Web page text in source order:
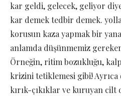
kar geldi, gelecek, geliyor
kar demek tedbir demek.
korusun kaza yapmak bir yana
anlamda düşünmemiz
Örneğin, ritim bozukluğu,
krizini tetiklemesi gibi!
kırık-çıkıklar ve kuruyan cilt